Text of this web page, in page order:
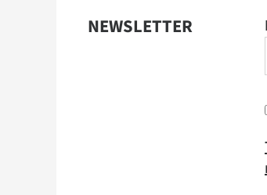
NEWSLETTER